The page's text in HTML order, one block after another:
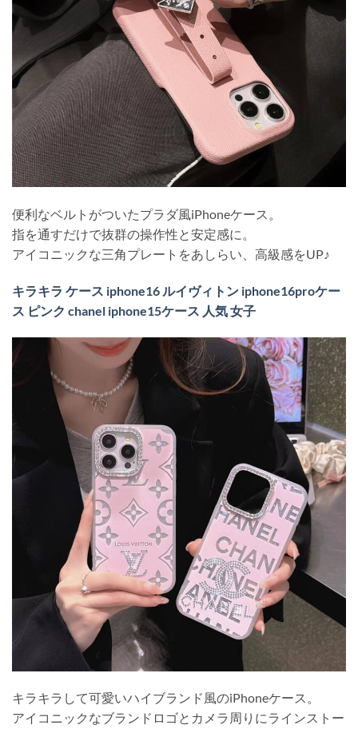
便利なベルトがついたプラダ風iPhoneケース。
指を通すだけで抜群の操作性と安定感に。
アイコニックな三角プレートをあしらい、高級感をUP♪
キラキラ ケース iphone16 ルイヴィトン iphone16proケー
ス ピンク chanel iphone15ケース 人気 女子
キラキラして可愛いハイブランド風のiPhoneケース。
アイコニックなブランドロゴとカメラ周りにラインストー